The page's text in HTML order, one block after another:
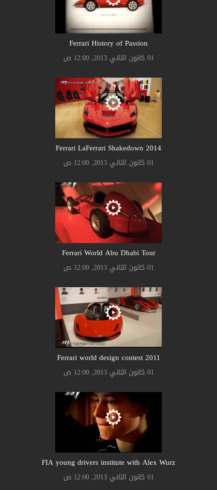
Ferrari History of Passion
01 كانون الثاني 2013, 12:00 ص
Ferrari LaFerrari Shakedown 2014
01 كانون الثاني 2013, 12:00 ص
Ferrari World Abu Dhabi Tour
01 كانون الثاني 2013, 12:00 ص
Ferrari world design contest 2011
01 كانون الثاني 2013, 12:00 ص
FIA young drivers institute with Alex Wurz
01 كانون الثاني 2013, 12:00 ص